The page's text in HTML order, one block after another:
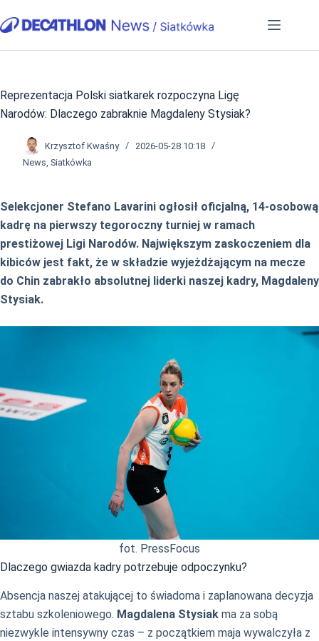
do
Reprezentacja Polski siatkarek rozpoczyna Ligę
Narodów: Dlaczego zabraknie Magdaleny Stysiak?
Krzysztof Kwaśny
2026-05-28 10:18
News, Siatkówka
Selekcjoner Stefano Lavarini ogłosił oficjalną, 14-osobową
kadrę na pierwszy tegoroczny turniej w ramach
prestiżowej Ligi Narodów. Największym zaskoczeniem dla
kibiców jest fakt, że w składzie wyjeżdżającym na mecze
do Chin zabrakło absolutnej liderki naszej kadry, Magdaleny
Stysiak.
fot. PressFocus
Dlaczego gwiazda kadry potrzebuje odpoczynku?
Absencja naszej atakującej to świadoma i zaplanowana decyzja
sztabu szkoleniowego. Magdalena Stysiak ma za sobą
niezwykle intensywny czas – z początkiem maja wywalczyła z